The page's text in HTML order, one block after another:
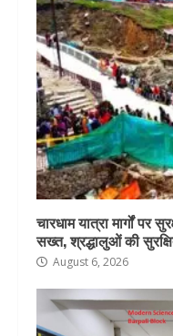
चारधाम यात्रा मार्गों पर
सख्त, श्रद्धालुओं की
August 6, 2026